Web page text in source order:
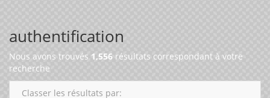
authentification
Nous avons trouvés 1,556 résultats correspondant à votre
recherche
Classer les résultats par: